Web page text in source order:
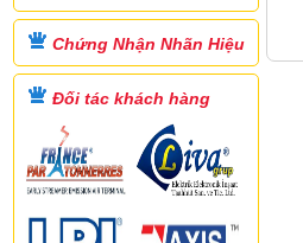
Chứng Nhận Nhãn Hiệu
Đối tác khách hàng